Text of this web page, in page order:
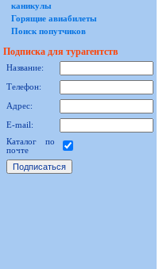
каникулы
Горящие авиабилеты
Поиск попутчиков
Подписка для турагентств
Название:
Телефон:
Адрес:
E-mail:
Каталог по
почте